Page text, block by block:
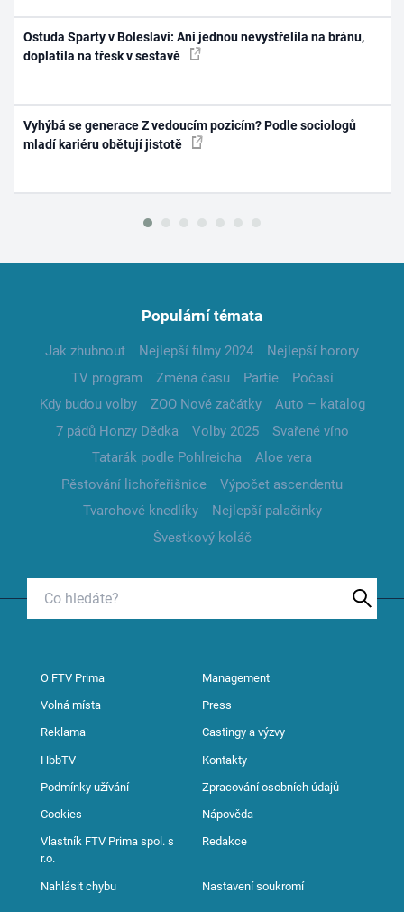
Ostuda Sparty v Boleslavi: Ani jednou nevystřelila na bránu,
doplatila na třesk v sestavě
Vyhýbá se generace Z vedoucím pozicím? Podle sociologů
mladí kariéru obětují jistotě
Populární témata
Jak zhubnout Nejlepší filmy 2024
Nejlepší horory
TV program
Změna času Partie
Počasí
Kdy budou volby
ZOO Nové začátky
Auto – katalog
7 pádů Honzy Dědka
Volby 2025
Svařené víno
Tatarák podle Pohlreicha
Aloe vera
Pěstování lichořeřišnice
Výpočet ascendentu
Tvarohové knedlíky
Nejlepší palačinky
Švestkový koláč
O FTV Prima Management
Volná místa Press
Reklama Castingy a výzvy
HbbTV Kontakty
Podmínky užívání Zpracování osobních údajů
Cookies Nápověda
Vlastník FTV Prima spol. s
r.o.
Redakce
Nahlásit chybu Nastavení soukromí